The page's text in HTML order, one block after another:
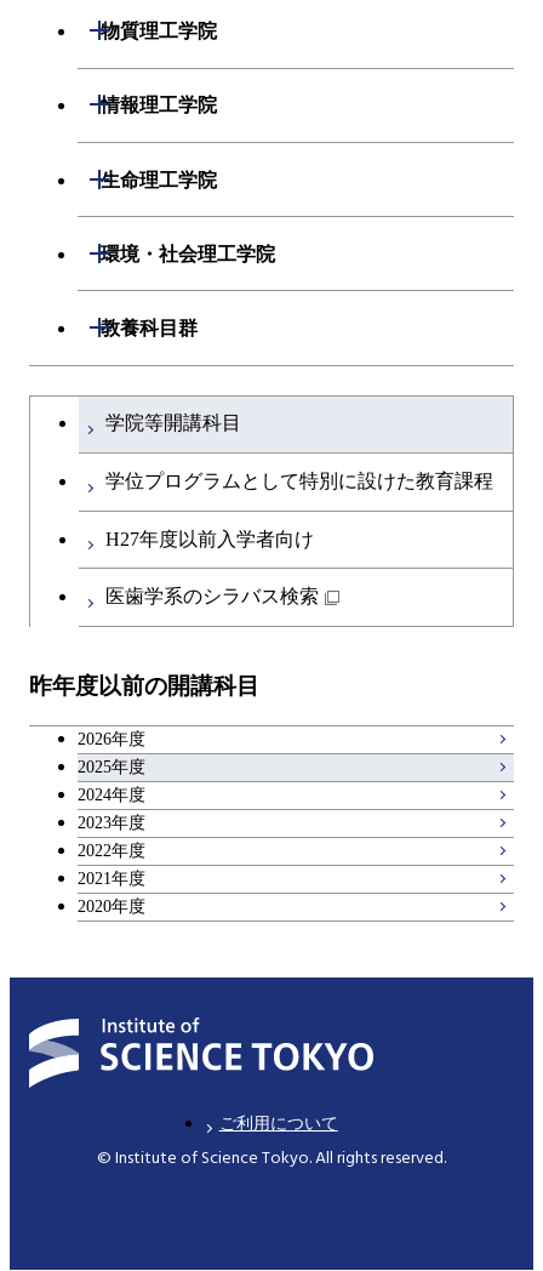
物質理工学院
開閉
材料系
開閉
エネルギーコース
原子核工学コース
人間医療科学技術コース
応用化学コース
ース
原子核工学コース
物質・情報卓越コース
専門科目
情報理工学院
開閉
数理・計算科学系
開閉
知能情報コース
情報工学コース
知能情報コース
エネルギー・情報コース
人間医療科学技術コース
物質・情報卓越コース
専門科目
生命理工学院
開閉
生命理工学系
開閉
ライフエンジニアリングコ
ース
物質・情報卓越コース
環境・社会理工学院
開閉
建築学系
開閉
コース
都市・環境学コース
コース
都市・環境学コース
開閉
エネルギーコース
エネルギー・情報コース
エンジニアリングデザイン
原子核工学コース
物質・情報卓越コース
社会・人間科学コース
イノベーション科学系
イノベーション科学コース
人間医療科学技術コース
技術経営専門職学位課程
開閉
技術経営専門職学位課程
専門科目
教養科目群
開閉
文系教養科目
英語科目
第二外国語科目
キャリア科目
大学院課程を切り替える
学院等開講科目
学位プログラムとして特別に設けた教育課程
H27年度以前入学者向け
医歯学系のシラバス検索
昨年度以前の開講科目
2026年度
2025年度
2024年度
2023年度
2022年度
2021年度
2020年度
ご利用について
© Institute of Science Tokyo. All rights reserved.